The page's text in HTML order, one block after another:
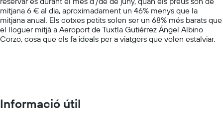
Y
axis
displaying
values.
Range:
mitjana 6 € al dia, aproximadament un 46% menys que la
mitjana anual. Els cotxes petits solen ser un 68% més barats que
el lloguer mitjà a Aeroport de Tuxtla Gutiérrez Ángel Albino
Corzo, cosa que els fa ideals per a viatgers que volen estalviar.
Informació útil